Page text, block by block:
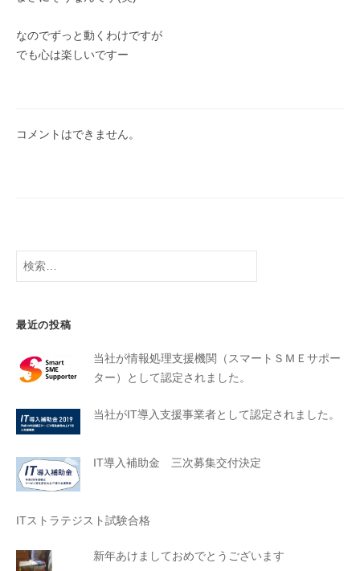
なのでずっと動くわけですが
でも心は楽しいですー
コメントはできません。
最近の投稿
当社が情報処理支援機関（スマートＳＭＥサポー
ター）として認定されました。
当社がIT導入支援事業者として認定されました。
IT導入補助金 三次募集交付決定
ITストラテジスト試験合格
新年あけましておめでとうございます